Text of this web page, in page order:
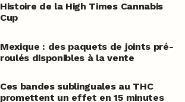
Histoire de la High Times Cannabis
Cup
Mexique : des paquets de joints pré-
roulés disponibles à la vente
Ces bandes sublinguales au THC
promettent un effet en 15 minutes